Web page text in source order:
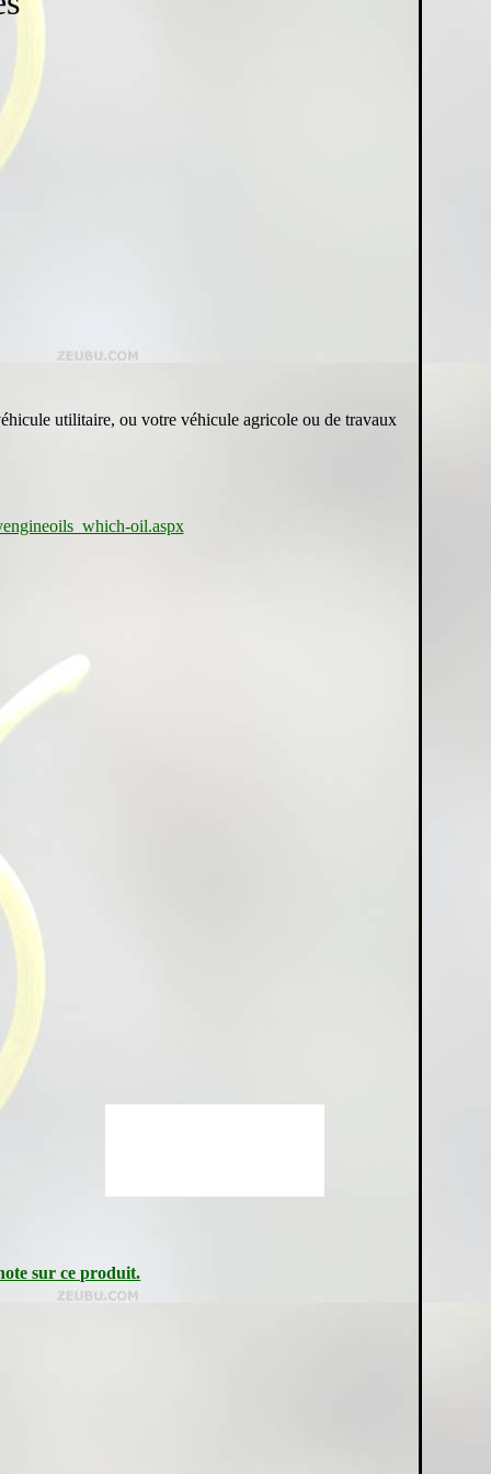
utilitaire, ou votre véhicule agricole ou de travaux
oil.aspx
sur ce produit.